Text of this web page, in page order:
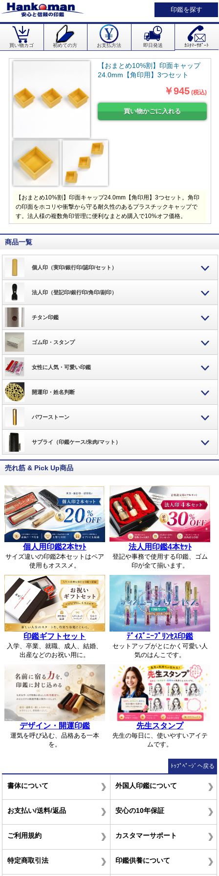
印鑑を探す
買い物カゴ 初めての方 お支払方法 即日発送 ｶｽﾀﾏｰｻﾎﾟｰﾄ
【おまとめ10%割】印面キャップ
24.0mm【角印用】3つセット
￥945 (税込)
【おまとめ10%割】印面キャップ24.0mm【角印用】3つセット。角印
の印面をホコリや衝撃から守る耐久性のあるプラスチックキャップで
す。法人様の複数角印管理に便利なまとめ購入で10%オフ価格。
商品一覧
個人印（実印/銀行印/認印/セット）
法人印（登記印/銀行印/角印/副印）
チタン印鑑
ゴム印・スタンプ
女性に人気・可愛い印鑑
開運印・姓名判断
パワーストーン
サプライ（印鑑ケース/朱肉/マット）
売れ筋 & Pick Up商品
個人用印鑑2本ｾｯﾄ
サイズ違いの印鑑2本セットはペア
使用もオススメ。
法人用印鑑4本ｾｯﾄ
登記や事務で使用する印鑑、ゴム
印が全て揃います。
印鑑ギフトセット
入学、卒業、就職、成人、結婚、
出産などのお祝い用に。
ﾃﾞｨｽﾞﾆｰﾌﾟﾘﾝｾｽ印鑑
セットアップがとにかく可愛い人
気のはんこです。
デザイン・開運印鑑
運気を呼び込む、品格ある一本
を。
先生スタンプ
先生の毎日に、使いやすいアイテ
ムです。
ﾄｯﾌﾟﾍﾟｰｼﾞへ戻る
書体について 外国人印鑑について
お支払い/送料/返品 安心の10年保証
ご利用規約 カスタマーサポート
特定商取引法 印鑑供養について